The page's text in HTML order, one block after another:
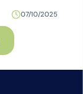
07/10/2025